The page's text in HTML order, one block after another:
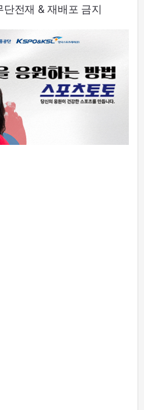
전재 & 재배포 금지